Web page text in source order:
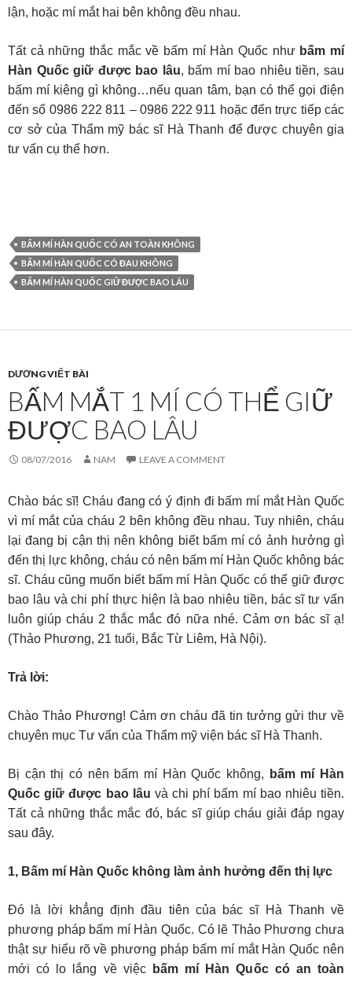
lận, hoặc mí mắt hai bên không đều nhau.
Tất cả những thắc mắc về bấm mí Hàn Quốc như bấm mí
Hàn Quốc giữ được bao lâu, bấm mí bao nhiêu tiền, sau
bấm mí kiêng gì không…nếu quan tâm, bạn có thể gọi điện
đến số 0986 222 811 – 0986 222 911 hoặc đến trực tiếp các
cơ sở của Thẩm mỹ bác sĩ Hà Thanh để được chuyên gia
tư vấn cụ thể hơn.
BẤM MÍ HÀN QUỐC CÓ AN TOÀN KHÔNG
BẤM MÍ HÀN QUỐC CÓ ĐAU KHÔNG
BẤM MÍ HÀN QUỐC GIỮ ĐƯỢC BAO LÂU
DƯƠNG VIẾT BÀI
BẤM MẮT 1 MÍ CÓ THỂ GIỮ
ĐƯỢC BAO LÂU
08/07/2016 NAM LEAVE A COMMENT
Chào bác sĩ! Cháu đang có ý định đi bấm mí mắt Hàn Quốc
vì mí mắt của cháu 2 bên không đều nhau. Tuy nhiên, cháu
lại đang bị cận thị nên không biết bấm mí có ảnh hưởng gì
đến thị lực không, cháu có nên bấm mí Hàn Quốc không bác
sĩ. Cháu cũng muốn biết bấm mí Hàn Quốc có thể giữ được
bao lâu và chi phí thực hiện là bao nhiêu tiền, bác sĩ tư vấn
luôn giúp cháu 2 thắc mắc đó nữa nhé. Cảm ơn bác sĩ ạ!
(Thảo Phương, 21 tuổi, Bắc Từ Liêm, Hà Nội).
Trả lời:
Chào Thảo Phương! Cảm ơn cháu đã tin tưởng gửi thư về
chuyên mục Tư vấn của Thẩm mỹ viện bác sĩ Hà Thanh.
Bị cận thị có nên bấm mí Hàn Quốc không,
bấm mí Hàn
Quốc giữ được bao lâu và chi phí bấm mí bao nhiêu tiền.
Tất cả những thắc mắc đó, bác sĩ giúp cháu giải đáp ngay
sau đây.
1, Bấm mí Hàn Quốc không làm ảnh hưởng đến thị lực
Đó là lời khẳng định đầu tiên của bác sĩ Hà Thanh về
phương pháp bấm mí Hàn Quốc. Có lẽ Thảo Phương chưa
thật sự hiểu rõ về phương pháp bấm mí mắt Hàn Quốc nên
mới có lo lắng về việc
bấm mí Hàn Quốc có an toàn